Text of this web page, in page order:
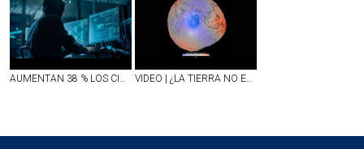
AUMENTAN 38 % LOS CIBERATAQUES EN MÉXICO; REPORTAN DÉFICIT DE 77 MIL EXPERTOS PARA COMBATIRLOS VIDEO | ¿LA TIERRA NO ES REDONDA?; NASA DIFUNDE IMAGEN INÉDITA DEL PLANETA Y ASÍ DE IMPRESIONANTE LUCE